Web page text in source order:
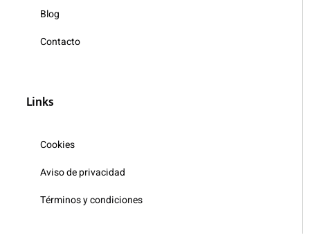
Blog
Contacto
Links
Cookies
Aviso de privacidad
Términos y condiciones